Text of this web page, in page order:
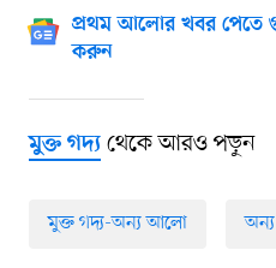
প্রথম আলোর খবর পেতে
করুন
মুক্ত গদ্যথেকে আরও পড়ুন
মুক্ত গদ্য-অন্য আলো